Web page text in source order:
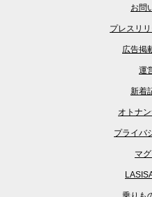
お問
プレスリ
広告掲
運
新着
オトナ
プライバ
マ